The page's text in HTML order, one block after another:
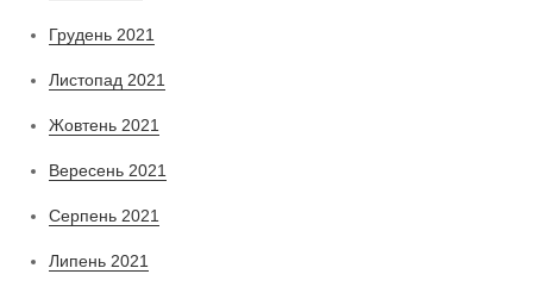
Грудень 2021
Листопад 2021
Жовтень 2021
Вересень 2021
Серпень 2021
Липень 2021